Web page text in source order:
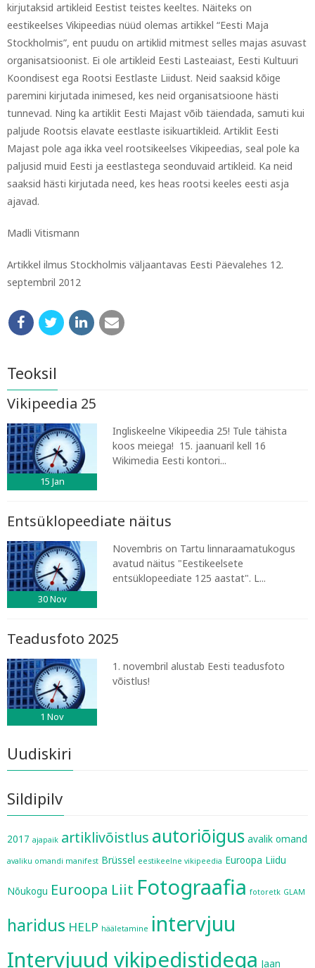
kirjutaksid artikleid Eestist teistes keeltes. Näiteks on
eestikeelses Vikipeedias nüüd olemas artikkel “Eesti Maja
Stockholmis”, ent puudu on artiklid mitmest selles majas asuvast
organisatsioonist. Ei ole artikleid Eesti Lasteaiast, Eesti Kultuuri
Koondisest ega Rootsi Eestlaste Liidust. Neid saaksid kõige
paremini kirjutada inimesed, kes neid organisatsioone hästi
tunnevad. Ning ka artiklit Eesti Majast võib täiendada, samuti kui
paljude Rootsis elavate eestlaste isikuartikleid. Artiklit Eesti
Majast pole aga ikka veel rootsikeelses Vikipeedias, seal pole ka
paljusid muid Eesti ja eestlastega seonduvaid artikleid. Ka neid
saaksid hästi kirjutada need, kes heas rootsi keeles eesti asja
ajavad.
Madli Vitismann
Artikkel ilmus Stockholmis väljaantavas Eesti Päevalehes 12.
septembril 2012
Teoksil
Vikipeedia 25
15 Jan
Ingliskeelne Vikipeedia 25! Tule tähista
koos meiega! 15. jaanuaril kell 16
Wikimedia Eesti kontori...
Entsüklopeediate näitus
30Nov
Novembris on Tartu linnaraamatukogus
avatud näitus "Eestikeelsete
entsüklopeediate 125 aastat". L...
Teadusfoto 2025
1 Nov
1. novembril alustab Eesti teadusfoto
võistlus!
Uudiskiri
Sildipilv
2017 ajapaik artiklivõistlus autoriõigus avalik omand
avaliku omandi manifest Brüssel eestikeelne vikipeedia Euroopa Liidu
Nõukogu Euroopa Liit Fotograafia fotoretk GLAM
haridus HELP hääletamine intervjuu
Intervjuud vikipedistidega Jaan